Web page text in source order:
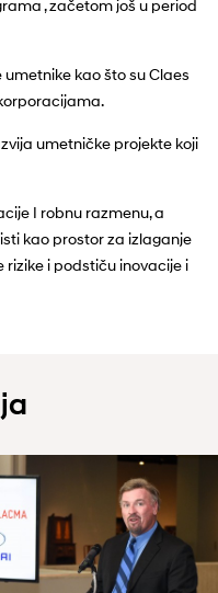
, začetom još u period
kao što su Claes
umetničke projekte koji
I robnu razmenu, a
kao prostor za izlaganje
rizike i podstiču inovacije i